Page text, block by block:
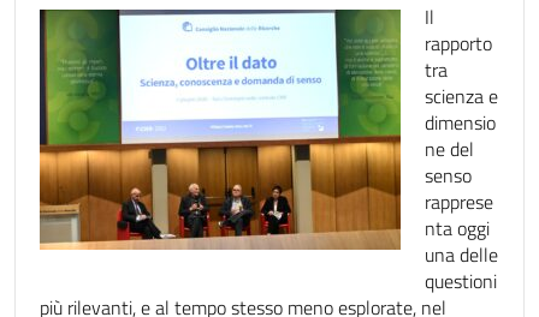
Il
rapporto
tra
scienza e
dimensio
ne del
senso
rapprese
nta oggi
una delle
questioni
più rilevanti, e al tempo stesso meno esplorate, nel